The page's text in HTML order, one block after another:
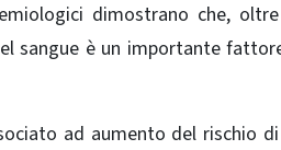
dimostrano che,
sangue è un importante
ad aumento del rischio